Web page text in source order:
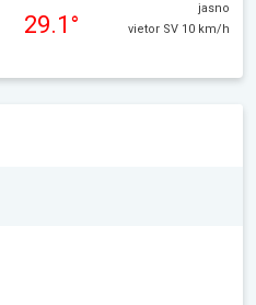
29.1°
jasno
vietor SV 10 km/h